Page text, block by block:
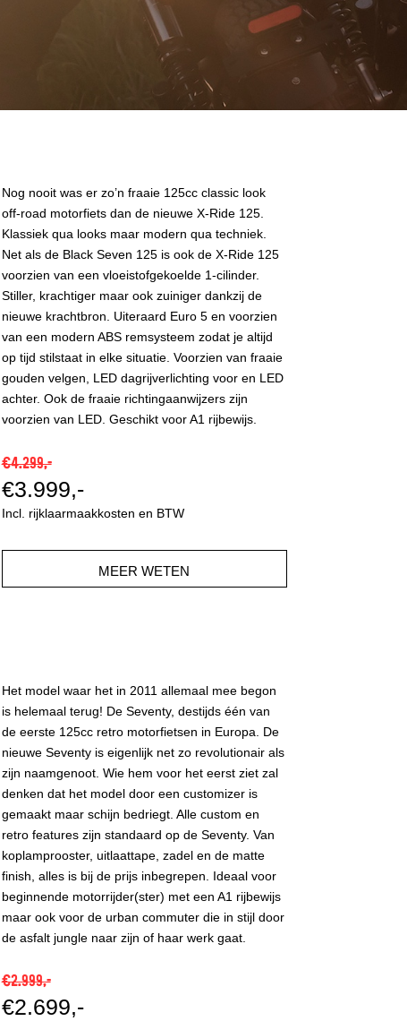
Nog nooit was er zo’n fraaie 125cc classic look
off-road motorfiets dan de nieuwe X-Ride 125.
Klassiek qua looks maar modern qua techniek.
Net als de Black Seven 125 is ook de X-Ride 125
voorzien van een vloeistofgekoelde 1-cilinder.
Stiller, krachtiger maar ook zuiniger dankzij de
nieuwe krachtbron. Uiteraard Euro 5 en voorzien
van een modern ABS remsysteem zodat je altijd
op tijd stilstaat in elke situatie. Voorzien van fraaie
gouden velgen, LED dagrijverlichting voor en LED
achter. Ook de fraaie richtingaanwijzers zijn
voorzien van LED. Geschikt voor A1 rijbewijs.
€4.299,-
€3.999,-
Incl. rijklaarmaakkosten en BTW
MEER WETEN
Het model waar het in 2011 allemaal mee begon
is helemaal terug! De Seventy, destijds één van
de eerste 125cc retro motorfietsen in Europa. De
nieuwe Seventy is eigenlijk net zo revolutionair als
zijn naamgenoot. Wie hem voor het eerst ziet zal
denken dat het model door een customizer is
gemaakt maar schijn bedriegt. Alle custom en
retro features zijn standaard op de Seventy. Van
koplamprooster, uitlaattape, zadel en de matte
finish, alles is bij de prijs inbegrepen. Ideaal voor
beginnende motorrijder(ster) met een A1 rijbewijs
maar ook voor de urban commuter die in stijl door
de asfalt jungle naar zijn of haar werk gaat.
€2.999,-
€2.699,-